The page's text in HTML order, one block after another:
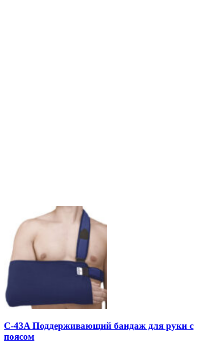
C-43A Поддерживающий бандаж для руки с
поясом